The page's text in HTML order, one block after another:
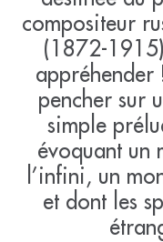
compositeur
(1872-
appréhender
pencher sur
simple
évoquant un
l’infini, un
et dont les